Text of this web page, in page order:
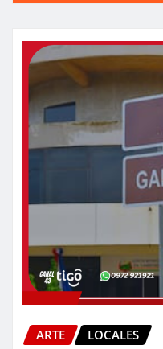
ARTE LOCALES